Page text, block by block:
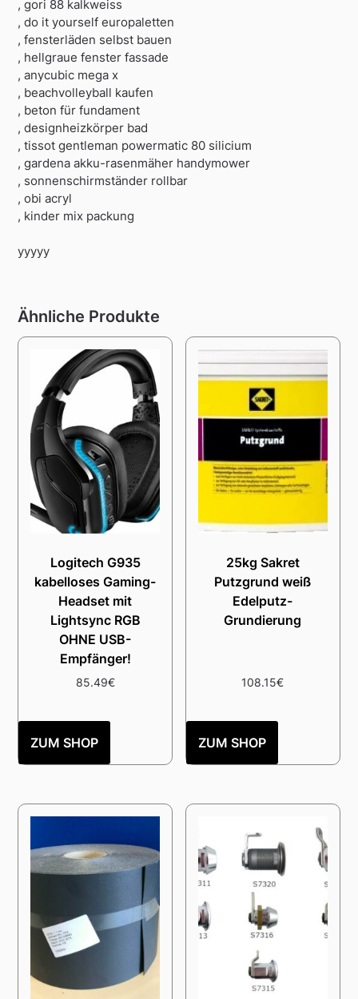
, gori 88 kalkweiss
, do it yourself europaletten
, fensterläden selbst bauen
, hellgraue fenster fassade
, anycubic mega x
, beachvolleyball kaufen
, beton für fundament
, designheizkörper bad
, tissot gentleman powermatic 80 silicium
, gardena akku-rasenmäher handymower
, sonnenschirmständer rollbar
, obi acryl
, kinder mix packung
yyyyy
Ähnliche Produkte
Logitech G935
kabelloses Gaming-
Headset mit
Lightsync RGB
OHNE USB-
Empfänger!
85.49€
ZUM SHOP
25kg Sakret
Putzgrund weiß
Edelputz-
Grundierung
108.15€
ZUM SHOP